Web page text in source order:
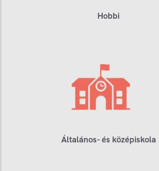
Hobbi
Általános- és középiskola